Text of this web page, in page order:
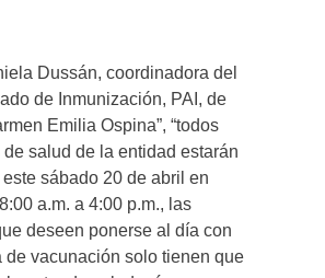
Dussán, coordinadora del
de Inmunización, PAI, de
Emilia Ospina”, “todos
de salud de la entidad estarán
sábado 20 de abril en
a.m. a 4:00 p.m., las
deseen ponerse al día con
de vacunación solo tienen que